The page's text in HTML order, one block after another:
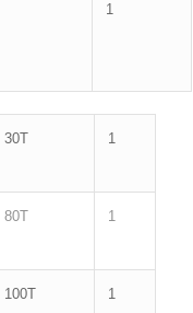
1
30T 1
80T 1
100T 1